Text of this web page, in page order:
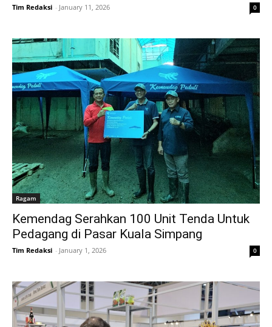
Tim Redaksi - January 11, 2026 0
Ragam
Kemendag Serahkan 100 Unit Tenda Untuk
Pedagang di Pasar Kuala Simpang
Tim Redaksi - January 1, 2026 0